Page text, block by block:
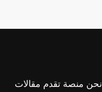
نحن منصة تقدم مقالات